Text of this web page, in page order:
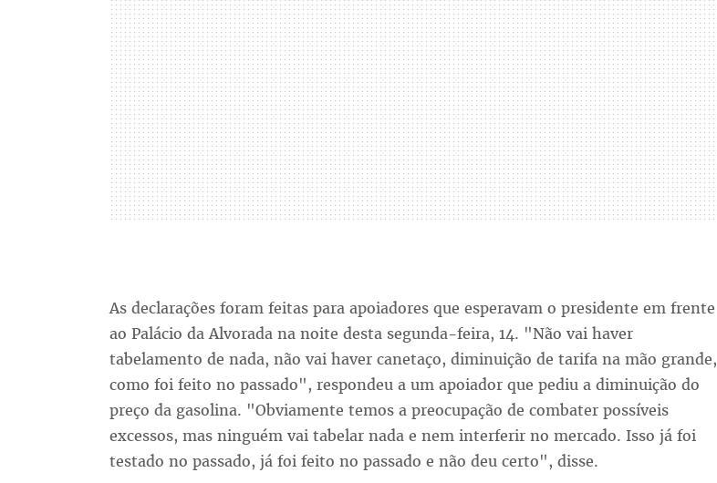
As declarações foram feitas para apoiadores que esperavam o presidente em frente
ao Palácio da Alvorada na noite desta segunda-feira, 14. "Não vai haver
tabelamento de nada, não vai haver canetaço, diminuição de tarifa na mão grande,
como foi feito no passado", respondeu a um apoiador que pediu a diminuição do
preço da gasolina. "Obviamente temos a preocupação de combater possíveis
excessos, mas ninguém vai tabelar nada e nem interferir no mercado. Isso já foi
testado no passado, já foi feito no passado e não deu certo", disse.